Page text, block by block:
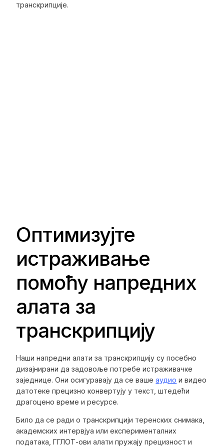
транскрипције.
Оптимизујте
истраживање
помоћу напредних
алата за
транскрипцију
Наши напредни алати за транскрипцију су посебно
дизајнирани да задовоље потребе истраживачке
заједнице. Они осигуравају да се вашеаудио и видео
датотеке прецизно конвертују у текст, штедећи
драгоцено време и ресурсе.
Било да се ради о транскрипцији теренских снимака,
академских интервјуа или експерименталних
података, ГГЛОТ-ови алати пружају прецизност и